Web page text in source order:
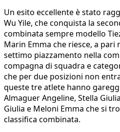
Un esito eccellente è stato
Wu Yile, che conquista la
combinata sempre modello
Marin Emma che riesce, a pari
settimo piazzamento nella
compagna di squadra e
che per due posizioni non
queste tre atlete hanno
Almaguer Angeline, Stella
Giulia e Meloni Emma che si
classifica combinata.